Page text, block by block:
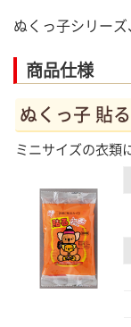
ぬくっ子シリー
商品仕様
ぬくっ子 貼
ミニサイズの衣類